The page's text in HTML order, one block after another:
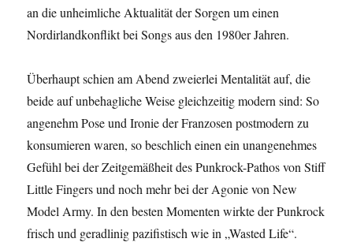
an die unheimliche Aktualität der Sorgen um einen
Nordirlandkonflikt bei Songs aus den 1980er Jahren.
Überhaupt schien am Abend zweierlei Mentalität auf, die
beide auf unbehagliche Weise gleichzeitig modern sind: So
angenehm Pose und Ironie der Franzosen postmodern zu
konsumieren waren, so beschlich einen ein unangenehmes
Gefühl bei der Zeitgemäßheit des Punkrock-Pathos von Stiff
Little Fingers und noch mehr bei der Agonie von New
Model Army. In den besten Momenten wirkte der Punkrock
frisch und geradlinig pazifistisch wie in „Wasted Life“.